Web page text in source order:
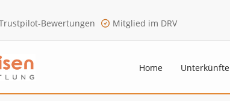
Bewertungen Mitglied im DRV
Home